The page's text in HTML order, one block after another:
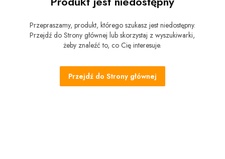
Przepraszamy, produkt, którego szukasz jest niedostępny.
Przejdź do Strony głównej lub skorzystaj z wyszukiwarki,
żeby znaleźć to, co Cię interesuje.
Przejdź do Strony głównej